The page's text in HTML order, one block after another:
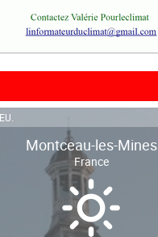
Montceau-les-Mines
France